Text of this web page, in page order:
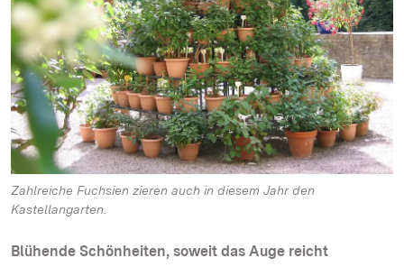
Zahlreiche Fuchsien zieren auch in diesem Jahr den
Kastellangarten.
Blühende Schönheiten, soweit das Auge reicht